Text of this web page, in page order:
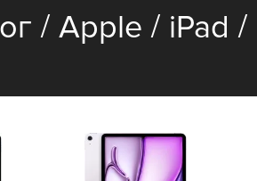
/ Apple / iPad /